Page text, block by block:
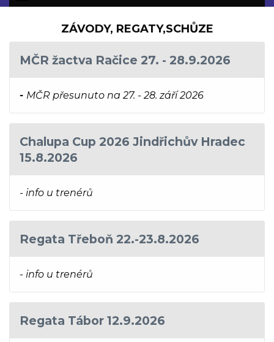
ZÁVODY, REGATY,SCHŮZE
MČR žactva Račice 27. - 28.9.2026
- MČR přesunuto na 27. - 28. září 2026
Chalupa Cup 2026 Jindřichův Hradec
15.8.2026
- info u trenérů
Regata Třeboň 22.-23.8.2026
- info u trenérů
Regata Tábor 12.9.2026